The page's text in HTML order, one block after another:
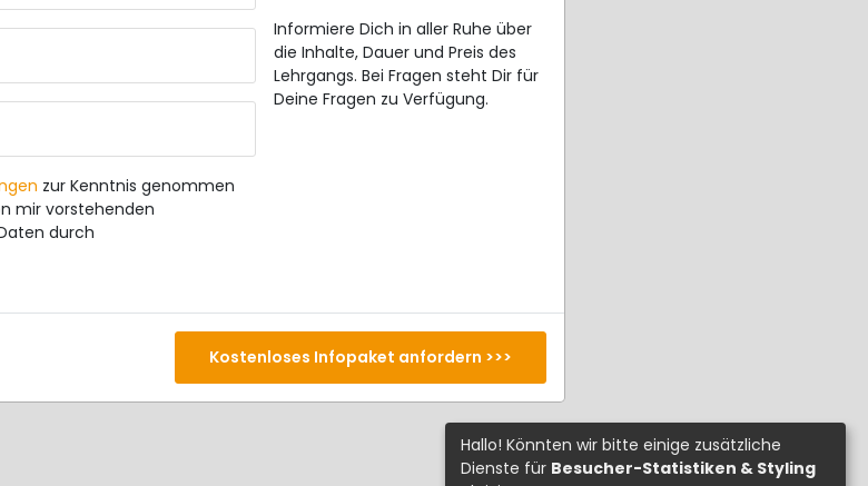
zur Kenntnis genommen
mir vorstehenden
durch
Informiere Dich in aller Ruhe über
die Inhalte, Dauer und Preis des
Lehrgangs. Bei Fragen steht Dir für
Deine Fragen zu Verfügung.
Kostenloses Infopaket anfordern >>>
Hallo! Könnten wir bitte einige zusätzliche
Dienste für Besucher-Statistiken & Styling